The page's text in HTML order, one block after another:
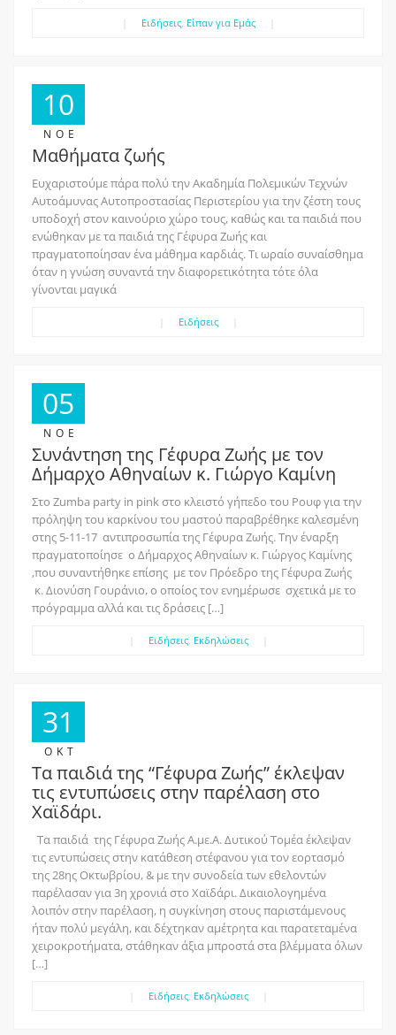
Ειδήσεις, Είπαν για Εμάς
10
ΝΟΈ
Mαθήματα ζωής
Ευχαριστούμε πάρα πολύ την Ακαδημία Πολεμικών Τεχνών
Αυτοάμυνας Αυτοπροστασίας Περιστερίου για την ζέστη τους
υποδοχή στον καινούριο χώρο τους, καθώς και τα παιδιά που
ενώθηκαν με τα παιδιά της Γέφυρα Ζωής και
πραγματοποίησαν ένα μάθημα καρδιάς. Τι ωραίο συναίσθημα
όταν η γνώση συναντά την διαφορετικότητα τότε όλα
γίνονται μαγικά
Ειδήσεις
05
ΝΟΈ
Συνάντηση της Γέφυρα Ζωής με τον
Δήμαρχο Αθηναίων κ. Γιώργο Καμίνη
Στο Zumba party in pink στο κλειστό γήπεδο του Ρουφ για την
πρόληψη του καρκίνου του μαστού παραβρέθηκε καλεσμένη
στης 5-11-17 αντιπροσωπία της Γέφυρα Ζωής. Την έναρξη
πραγματοποίησε ο Δήμαρχος Αθηναίων κ. Γιώργος Καμίνης
,που συναντήθηκε επίσης με τον Πρόεδρο της Γέφυρα Ζωής
κ. Διονύση Γουράνιο, ο οποίος τον ενημέρωσε σχετικά με το
πρόγραμμα αλλά και τις δράσεις […]
Ειδήσεις, Εκδηλώσεις
31
ΟΚΤ
Τα παιδιά της “Γέφυρα Ζωής” έκλεψαν
τις εντυπώσεις στην παρέλαση στο
Χαϊδάρι.
Τα παιδιά της Γέφυρα Ζωής Α.με.Α. Δυτικού Τομέα έκλεψαν
τις εντυπώσεις στην κατάθεση στέφανου για τον εορτασμό
της 28ης Οκτωβρίου, & με την συνοδεία των εθελοντών
παρέλασαν για 3η χρονιά στο Χαϊδάρι. Δικαιολογημένα
λοιπόν στην παρέλαση, η συγκίνηση στους παριστάμενους
ήταν πολύ μεγάλη, και δέχτηκαν αμέτρητα και παρατεταμένα
χειροκροτήματα, στάθηκαν άξια μπροστά στα βλέμματα όλων
[…]
Ειδήσεις, Εκδηλώσεις